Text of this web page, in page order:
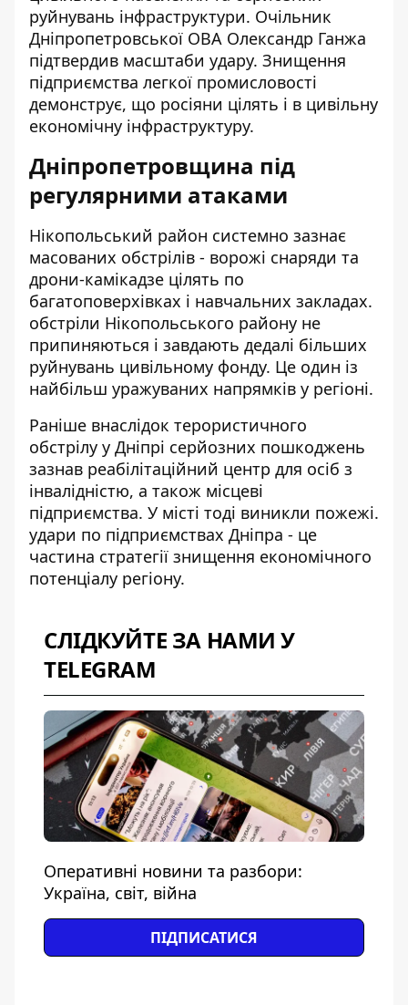
руйнувань інфраструктури. Очільник
Дніпропетровської ОВА Олександр Ганжа
підтвердив масштаби удару. Знищення
підприємства легкої промисловості
демонструє, що росіяни цілять і в цивільну
економічну інфраструктуру.
Дніпропетровщина під
регулярними атаками
Нікопольський район системно зазнає
масованих обстрілів - ворожі снаряди та
дрони-камікадзе цілять по
багатоповерхівках і навчальних закладах.
обстріли Нікопольського району не
припиняються і завдають дедалі більших
руйнувань цивільному фонду. Це один із
найбільш уражуваних напрямків у регіоні.
Раніше внаслідок терористичного
обстрілу у Дніпрі серйозних пошкоджень
зазнав реабілітаційний центр для осіб з
інвалідністю, а також місцеві
підприємства. У місті тоді виникли пожежі.
удари по підприємствах Дніпра - це
частина стратегії знищення економічного
потенціалу регіону.
СЛІДКУЙТЕ ЗА НАМИ У
TELEGRAM
Оперативні новини та разбори:
Україна, світ, війна
ПІДПИСАТИСЯ